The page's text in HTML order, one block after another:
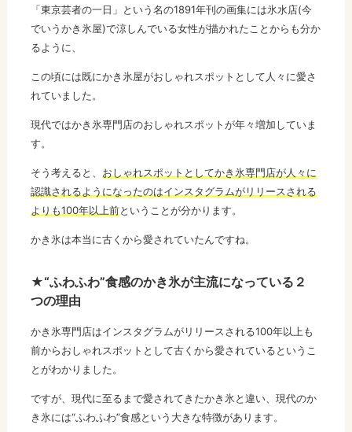
「東京芸者の一日」という名の1891年刊の画集には氷水店(今
でいうかき氷屋)で涼しんでいる女性が描かれたことからも分か
るように、
この頃には既にかき氷屋がおしゃれスポットとして人々に愛さ
れていました。
現代ではかき氷専門店のおしゃれスポットが年々増加していま
す。
そう考えると、 おしゃれスポットとしてかき氷専門店が人々に
認識されるようになったのはインスタグラムがリリースされる
よりも100年以上前ということが分かります。
かき氷は本当に古くから愛されていたんですね。
★“ふわふわ”食感のかき氷が主流になっている２
つの理由
かき氷専門店はインスタグラムがリリースされる100年以上も
前からおしゃれスポットとして古くから愛されているというこ
とがわかりました。
ですが、現代に至るまで愛されてきたかき氷と違い、現代のか
き氷には“ふわふわ”食感という大きな特徴があります。